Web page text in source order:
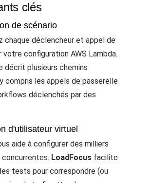
clés
de scénario
chaque déclencheur et appel de
configuration AWS Lambda.
décrit plusieurs chemins
compris les appels de passerelle
déclenchés par des
d'utilisateur virtuel
aide à configurer des milliers
LoadFocus facilite
tests pour correspondre (ou